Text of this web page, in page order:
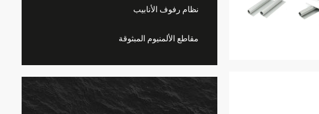
نظام رفوف الأنابيب
مقاطع الألمنيوم المبثوقة